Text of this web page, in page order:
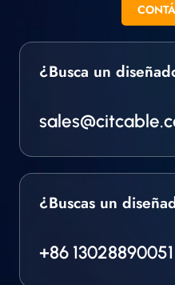
¿Busca un
¿Buscas un
+86 13028890051